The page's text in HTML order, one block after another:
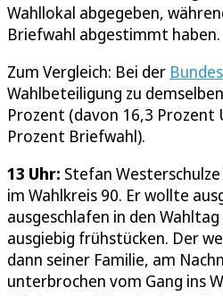
Wahllokal abgegeben,
Briefwahl abgestimmt haben.
Zum Vergleich: Bei der
Wahlbeteiligung zu
Prozent (davon 16,3 Prozent
Prozent Briefwahl).
13 Uhr: Stefan
im Wahlkreis 90. Er wollte
ausgeschlafen in den
ausgiebig frühstücken. Der
dann seiner Familie, am
unterbrochen vom Gang ins